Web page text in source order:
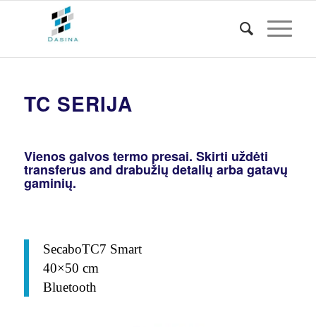
TC SERIJA
Vienos galvos termo presai. Skirti uždėti
transferus and drabužių detalių arba gatavų
gaminių.
SecaboTC7 Smart
40×50 cm
Bluetooth